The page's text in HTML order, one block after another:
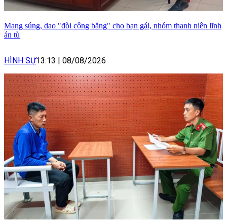
Mang súng, dao "đòi công bằng" cho bạn gái, nhóm thanh niên lĩnh
án tù
HÌNH SỰ13:13 | 08/08/2026